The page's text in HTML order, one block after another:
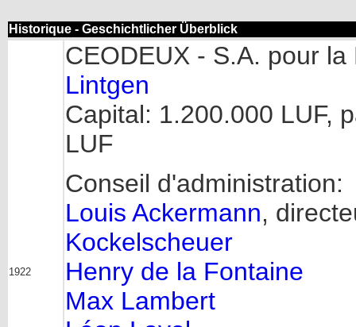
Historique - Geschichtlicher Überblick
1922
CEODEUX - S.A. pour la
Lintgen
Capital: 1.200.000 LUF,
LUF
Conseil d'administration:
Louis Ackermann,
Kockelscheuer
Henry de la Fontaine
Max Lambert